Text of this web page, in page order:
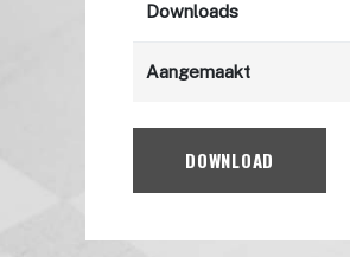
Downloads
Aangemaakt
DOWNLOAD